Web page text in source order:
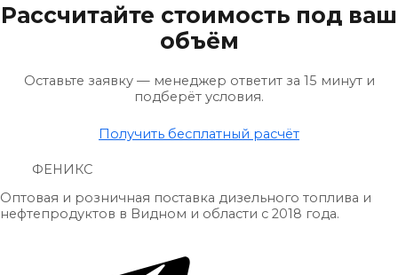
Рассчитайте стоимость под ваш
объём
Оставьте заявку — менеджер ответит за 15 минут и
подберёт условия.
Получить бесплатный расчёт
ФЕНИКС
Оптовая и розничная поставка дизельного топлива и
нефтепродуктов в Видном и области с 2018 года.